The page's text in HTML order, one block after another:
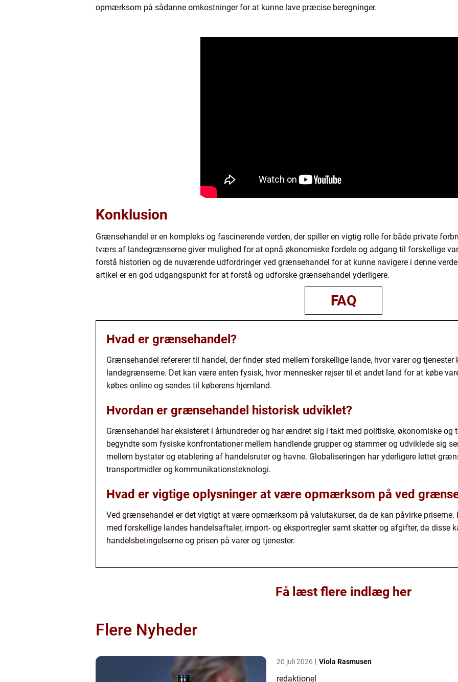
opmærksom på sådanne omkostninger for at kunne lave præcise beregninger.
Konklusion
Grænsehandel er en kompleks og fascinerende verden, der spiller en vigtig rolle for både private
tværs af landegrænserne giver mulighed for at opnå økonomiske fordele og adgang til forskellige
forstå historien og de nuværende udfordringer ved grænsehandel for at kunne navigere i denne
artikel er en god udgangspunkt for at forstå og udforske grænsehandel yderligere.
FAQ
Hvad er grænsehandel?
Grænsehandel refererer til handel, der finder sted mellem forskellige lande, hvor varer og
landegrænserne. Det kan være enten fysisk, hvor mennesker rejser til et andet land for at købe
købes online og sendes til køberens hjemland.
Hvordan er grænsehandel historisk udviklet?
Grænsehandel har eksisteret i århundreder og har ændret sig i takt med politiske, økonomiske og
begyndte som fysiske konfrontationer mellem handlende grupper og stammer og udviklede sig
mellem bystater og etablering af handelsruter og havne. Globaliseringen har yderligere lettet
transportmidler og kommunikationsteknologi.
Hvad er vigtige oplysninger at være opmærksom på ved
Ved grænsehandel er det vigtigt at være opmærksom på valutakurser, da de kan påvirke
med forskellige landes handelsaftaler, import- og eksportregler samt skatter og afgifter, da disse
handelsbetingelserne og prisen på varer og tjenester.
Få læst flere indlæg her
Flere Nyheder
20 juli 2026 Viola Rasmusen
redaktionel